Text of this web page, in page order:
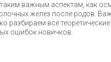
важным аспектам, как
желез после родов.
разбираем все
ошибок новичков.